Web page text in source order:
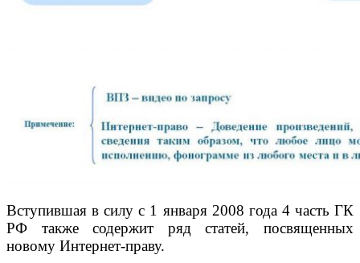
Вступившая в силу с 1 января 2008 года 4 часть ГК
РФ также содержит ряд статей, посвященных
новому Интернет-праву.